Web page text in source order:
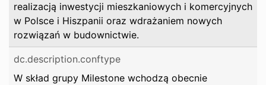
realizacją inwestycji mieszkaniowych i komercyjnych
w Polsce i Hiszpanii oraz wdrażaniem nowych
rozwiązań w budownictwie.
dc.description.conftype
W skład grupy Milestone wchodzą obecnie